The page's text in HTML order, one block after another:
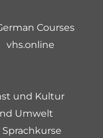
Courses
vhs.online
und Kultur
Umwelt